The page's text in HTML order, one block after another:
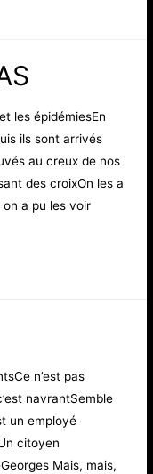
les épidémiesEn
ils sont arrivés
au creux de nos
des croixOn les a
a pu les voir
n’est pas
navrantSemble
un employé
citoyen
Mais, mais,